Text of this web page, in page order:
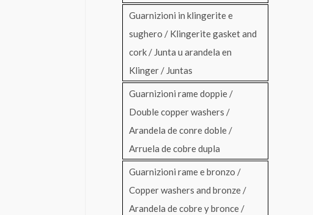
Guarnizioni in klingerite e
sughero / Klingerite gasket and
cork / Junta u arandela en
Klinger / Juntas
Guarnizioni rame doppie /
Double copper washers /
Arandela de conre doble /
Arruela de cobre dupla
Guarnizioni rame e bronzo /
Copper washers and bronze /
Arandela de cobre y bronce /